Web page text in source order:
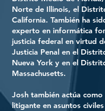
Norte de Illinois, el
California. También ha
experto en informática
justicia federal en virtud
Justicia Penal en el
Nueva York y en el
Massachusetts.
Josh también actúa
litigante en asuntos